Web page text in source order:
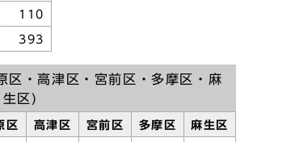
110
393
区・高津区・宮前区・多摩区・麻
生区)
区 高津区 宮前区 多摩区 麻生区